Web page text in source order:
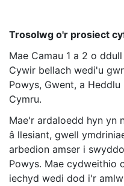
Trosolwg o'r prosiect
Mae Camau 1 a 2 o
Cywir bellach wedi'u
Powys, Gwent, a
Cymru.
Mae'r ardaloedd hyn yn
â llesiant, gwell
arbedion amser i
Powys. Mae cydweithio
iechyd wedi dod i'r